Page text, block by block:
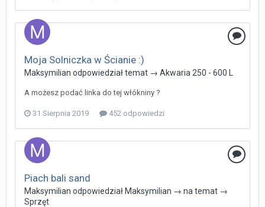
Moja Solniczka w Ścianie :)
Maksymilian odpowiedział temat → Akwaria 250 - 600 L
A możesz podać linka do tej włókniny ?
31 Sierpnia 2019 452 odpowiedzi
Piach bali sand
Maksymilian odpowiedziałMaksymilian → na temat →
Sprzęt